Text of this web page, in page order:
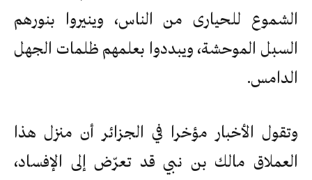
الشموع للحيارى من الناس، وينيروا بنورهم
السبل الموحشة، ويبددوا بعلمهم ظلمات الجهل
الدامس.
وتقول الأخبار مؤخرا في الجزائر أن منزل هذا
العملاق مالك بن نبي قد تعرّض إلى الإفساد،